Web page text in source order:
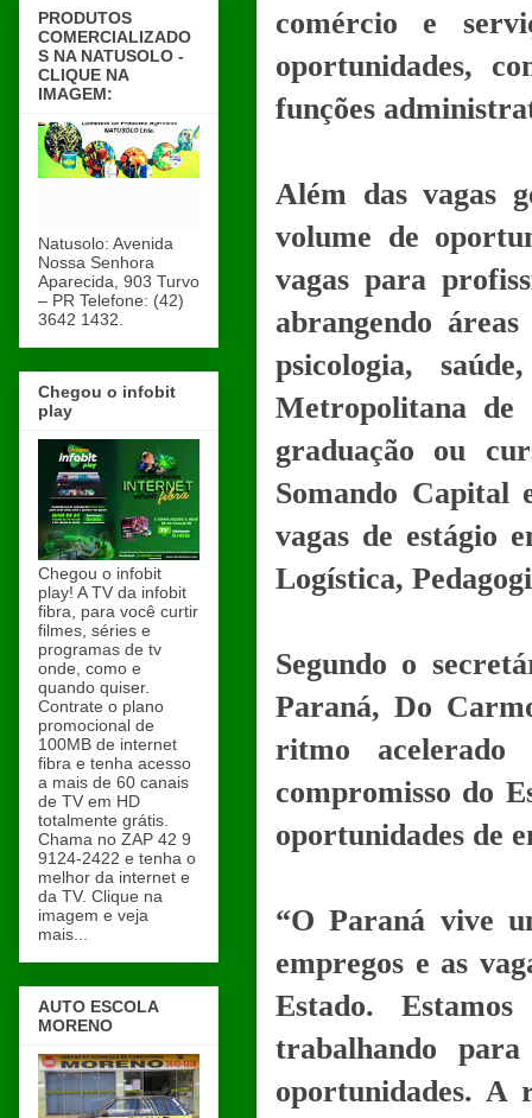
comércio e
oportunidades,
funções
Além das vagas
volume de
vagas para
abrangendo
psicologia,
Metropolitana de
graduação ou
Somando
vagas de estágio
Logística,
Segundo o
Paraná, Do
ritmo
compromisso do
oportunidades de
“O Paraná vive
empregos e as
Estado.
trabalhando
oportunidades. A
PRODUTOS
COMERCIALIZADO
S NA NATUSOLO -
CLIQUE NA
IMAGEM:
Natusolo: Avenida
Nossa Senhora
Aparecida, 903 Turvo
– PR Telefone: (42)
3642 1432.
Chegou o infobit
play
Chegou o infobit
play! A TV da infobit
fibra, para você curtir
filmes, séries e
programas de tv
onde, como e
quando quiser.
Contrate o plano
promocional de
100MB de internet
fibra e tenha acesso
a mais de 60 canais
de TV em HD
totalmente grátis.
Chama no ZAP 42 9
9124-2422 e tenha o
melhor da internet e
da TV. Clique na
imagem e veja
mais...
AUTO ESCOLA
MORENO